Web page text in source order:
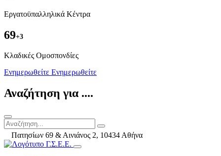
Εργατοϋπαλληλικά Κέντρα
69+3
Kλαδικές Ομοσπονδίες
Ενημερωθείτε Ενημερωθείτε
Αναζήτηση για ....
Πατησίων 69 & Αινιάνος 2, 10434 Αθήνα